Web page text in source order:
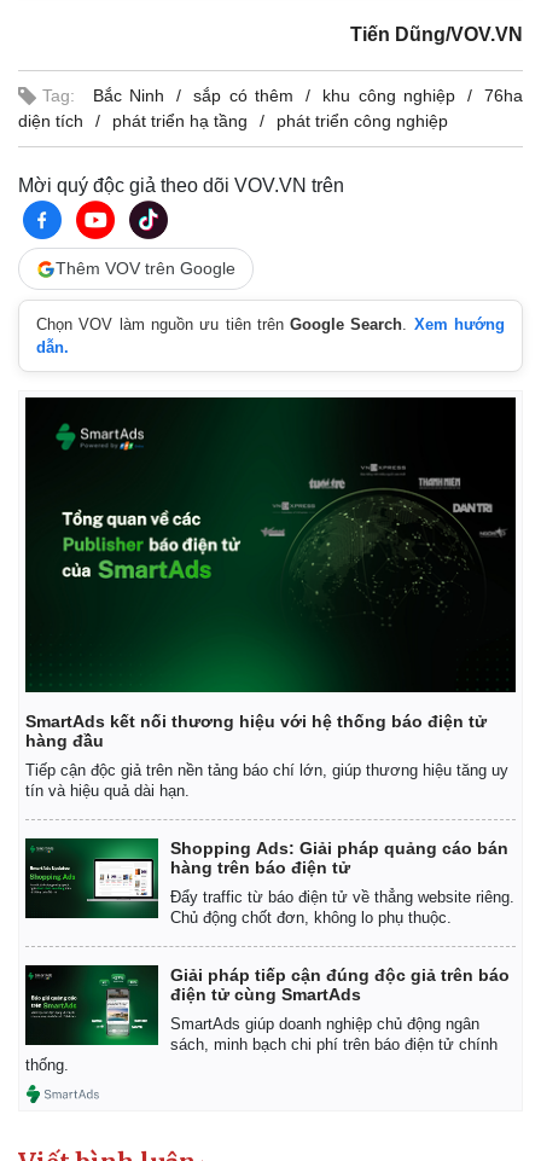
Kinh tế
Giá vàng
Tiêu dùng
Tỷ giá
Chứng khoán
Giá cà phê
Tiến Dũng/VOV.VN
Tag: Bắc Ninh sắp có thêm khu công nghiệp
76ha
diện tích
phát triển hạ tầng phát triển công nghiệp
Mời quý độc giả theo dõi VOV.VN trên
Thêm VOV trên Google
Chọn VOV làm nguồn ưu tiên trênGoogle Search. Xem hướng
dẫn.
SmartAds kết nối thương hiệu với hệ thống báo điện tử
hàng đầu
Tiếp cận độc giả trên nền tảng báo chí lớn, giúp thương hiệu tăng uy
tín và hiệu quả dài hạn.
Shopping Ads: Giải pháp quảng cáo bán
hàng trên báo điện tử
Đẩy traffic từ báo điện tử về thẳng website riêng.
Chủ động chốt đơn, không lo phụ thuộc.
Giải pháp tiếp cận đúng độc giả trên báo
điện tử cùng SmartAds
SmartAds giúp doanh nghiệp chủ động ngân
sách, minh bạch chi phí trên báo điện tử chính
thống.